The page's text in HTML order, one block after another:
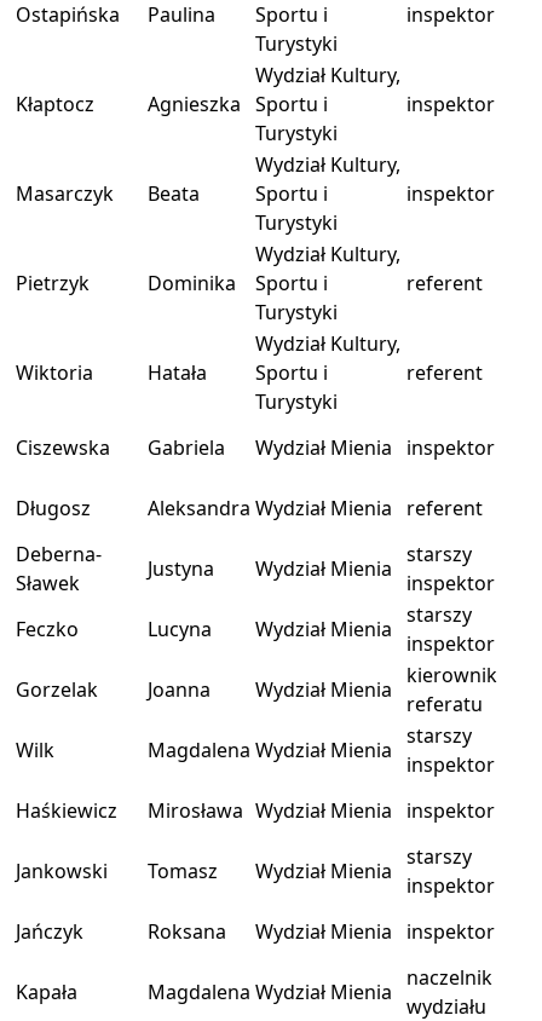
Ostapińska Paulina
Sportu i
Turystyki
inspektor
Kłaptocz Agnieszka
Wydział Kultury,
Sportu i
Turystyki
inspektor
Masarczyk Beata
Wydział Kultury,
Sportu i
Turystyki
inspektor
Pietrzyk Dominika
Wydział Kultury,
Sportu i
Turystyki
referent
Wiktoria Hatała
Wydział Kultury,
Sportu i
Turystyki
referent
Ciszewska Gabriela Wydział Mienia inspektor
Długosz Aleksandra Wydział Mienia
referent
Deberna-
Sławek
Justyna Wydział Mienia
starszy
inspektor
Feczko
Lucyna Wydział Mienia
starszy
inspektor
Gorzelak
Joanna Wydział Mienia
kierownik
referatu
Wilk
Magdalena Wydział Mienia
starszy
inspektor
Haśkiewicz
Mirosława Wydział Mienia inspektor
Jankowski Tomasz Wydział Mienia
starszy
inspektor
Jańczyk
Roksana Wydział Mienia inspektor
Kapała Magdalena Wydział Mienia
naczelnik
wydziału